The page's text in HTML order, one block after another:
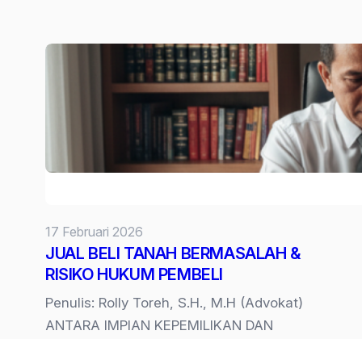
17 Februari 2026
JUAL BELI TANAH BERMASALAH &
RISIKO HUKUM PEMBELI
Penulis: Rolly Toreh, S.H., M.H (Advokat)
ANTARA IMPIAN KEPEMILIKAN DAN